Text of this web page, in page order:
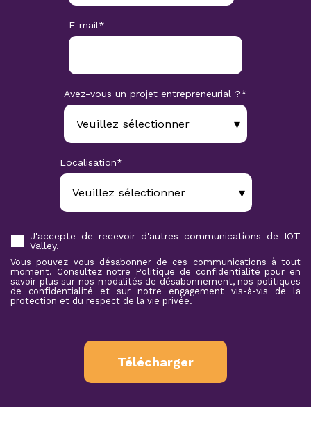
E-mail*
Avez-vous un projet entrepreneurial ?*
Localisation*
J'accepte de recevoir d'autres communications de IOT
Valley.
Vous pouvez vous désabonner de ces communications à tout
moment. Consultez notre Politique de confidentialité pour en
savoir plus sur nos modalités de désabonnement, nos politiques
de confidentialité et sur notre engagement vis-à-vis de la
protection et du respect de la vie privée.